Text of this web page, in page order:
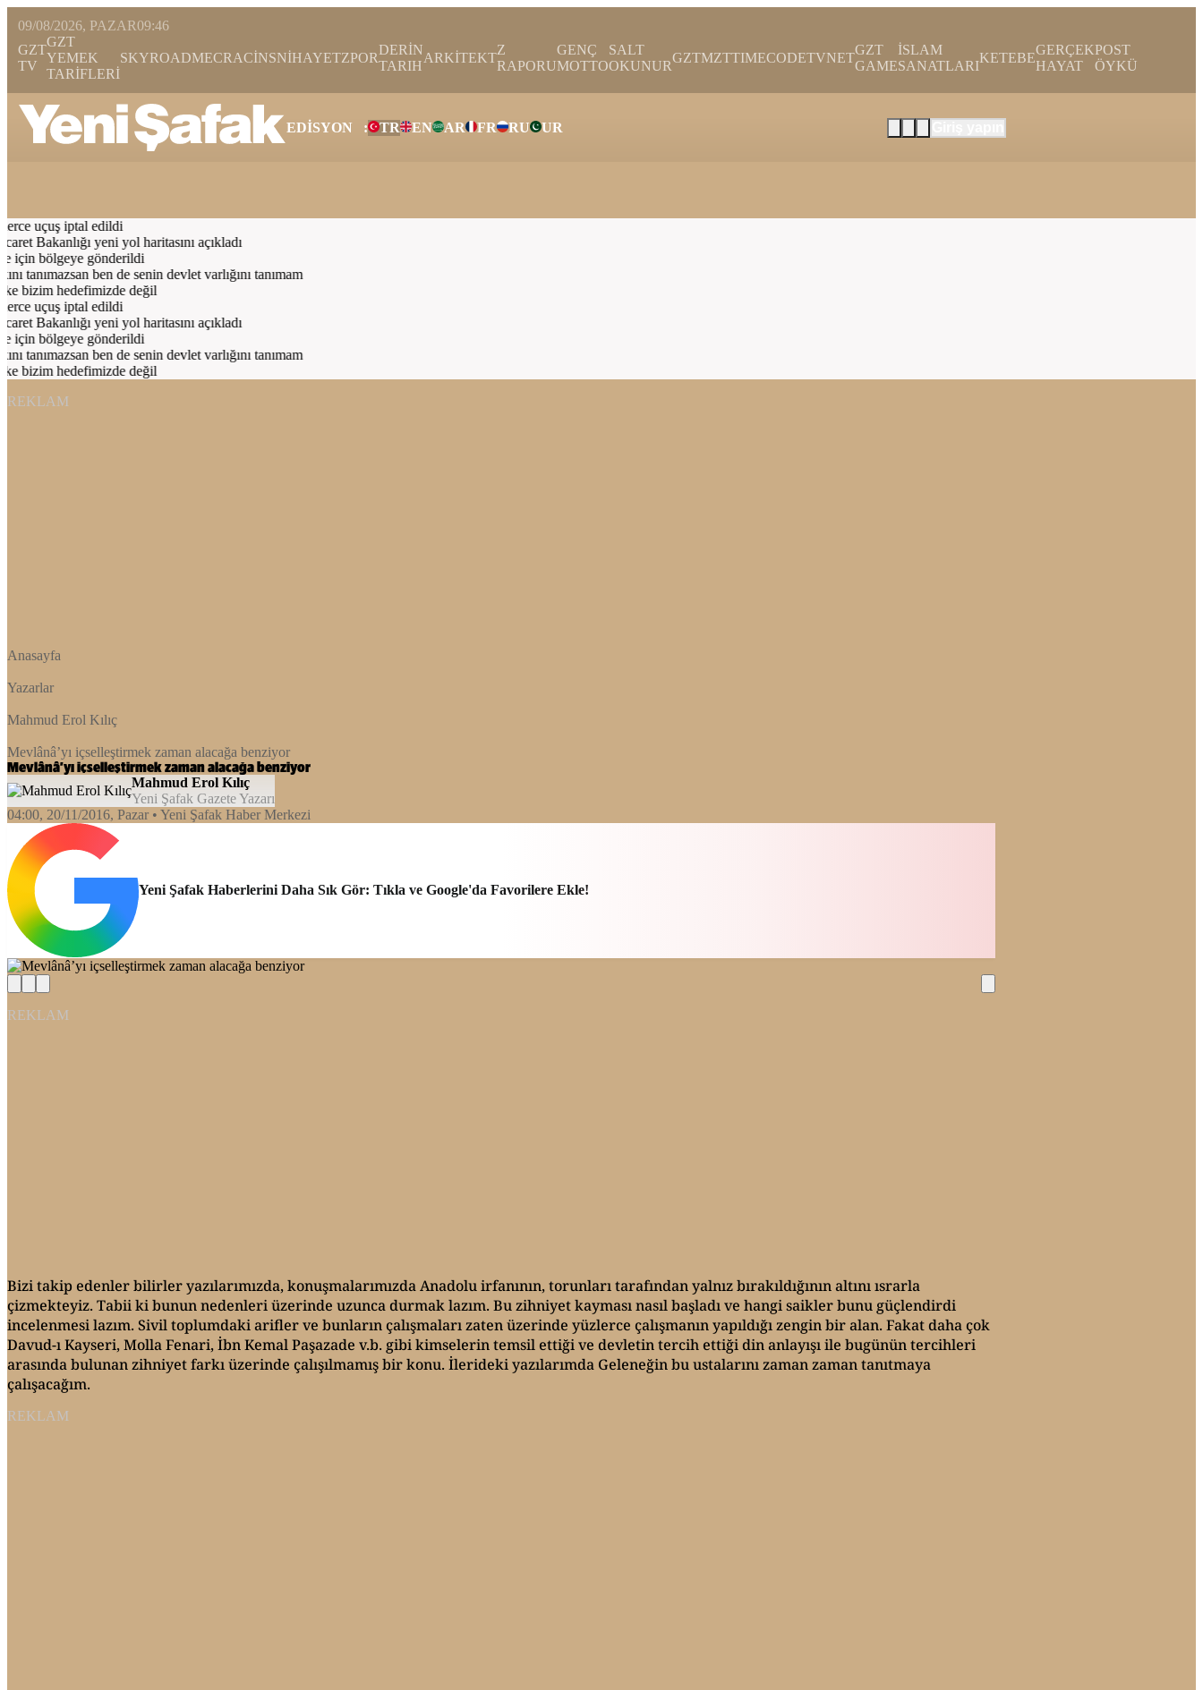
09/08/2026, PAZAR09:46
GZT
TV
GZT
YEMEK
TARİFLERİ
SKYROADMECRACİNSNİHAYETZPOR
DERİN
TARIH
ARKİTEKT
Z
RAPORU
GENÇ
MOTTO
SALT
OKUNUR
GZTMZTTIMECODETVNET
GZT
GAME
İSLAM
SANATLARI
KETEBE
GERÇEK
HAYAT
POST
ÖYKÜ
EDİSYON : TR EN AR FR RU UR
uçuş iptal edildi
Bakanlığı yeni yol haritasını açıkladı
bölgeye gönderildi
tanımazsan ben de senin devlet varlığını tanımam
bizim hedefimizde değil
uçuş iptal edildi
Bakanlığı yeni yol haritasını açıkladı
bölgeye gönderildi
tanımazsan ben de senin devlet varlığını tanımam
bizim hedefimizde değil
REKLAM
Anasayfa
Yazarlar
Mahmud Erol Kılıç
Mevlânâ’yı içselleştirmek zaman alacağa benziyor
Mevlânâ’yı içselleştirmek zaman alacağa benziyor
Mahmud Erol Kılıç
Yeni Şafak Gazete Yazarı
04:00, 20/11/2016, Pazar • Yeni Şafak Haber Merkezi
Yeni Şafak Haberlerini Daha Sık Gör: Tıkla ve Google'da Favorilere Ekle!
REKLAM
Bizi takip edenler bilirler yazılarımızda, konuşmalarımızda Anadolu irfanının, torunları tarafından yalnız bırakıldığının altını ısrarla
çizmekteyiz. Tabii ki bunun nedenleri üzerinde uzunca durmak lazım. Bu zihniyet kayması nasıl başladı ve hangi saikler bunu güçlendirdi
incelenmesi lazım. Sivil toplumdaki arifler ve bunların çalışmaları zaten üzerinde yüzlerce çalışmanın yapıldığı zengin bir alan. Fakat daha çok
Davud-ı Kayseri, Molla Fenari, İbn Kemal Paşazade v.b. gibi kimselerin temsil ettiği ve devletin tercih ettiği din anlayışı ile bugünün tercihleri
arasında bulunan zihniyet farkı üzerinde çalışılmamış bir konu. İlerideki yazılarımda Geleneğin bu ustalarını zaman zaman tanıtmaya
çalışacağım.
REKLAM